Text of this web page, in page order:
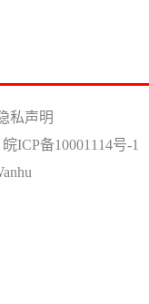
私声明
皖ICP备10001114号-1